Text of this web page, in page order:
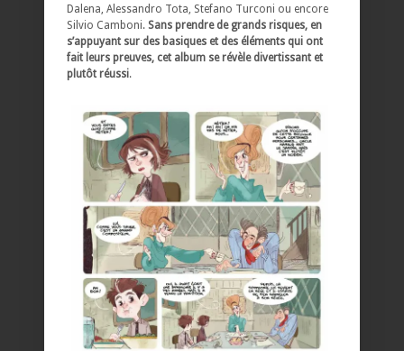
Dalena, Alessandro Tota, Stefano Turconi ou encore
Silvio Camboni. Sans prendre de grands risques, en
s’appuyant sur des basiques et des éléments qui ont
fait leurs preuves, cet album se révèle divertissant et
plutôt réussi.